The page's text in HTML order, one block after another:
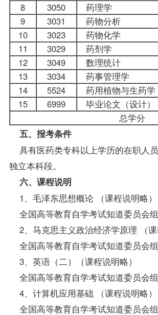
8
3050
药理学
9
3031
药物分析
10
3023
药物化学
11
3029
药剂学
12
3049
数理统计
13
3034
药事管理学
14
5524
药用植物与生药学
15
6999
毕业论文（设计）
总学分
五、 报考条件
具有医药类专科以上学历的在职人
独立本科段。
六、课程说明
1、毛泽东思想概论 （课程说明略）
全国高等教育自学考试知道委员会
2、马克思主义政治经济学原理 （课
全国高等教育自学考试知道委员会
3、英语（二）（课程说明略）
全国高等教育自学考试知道委员会
4、计算机应用基础 （课程说明略）
全国高等教育自学考试知道委员会